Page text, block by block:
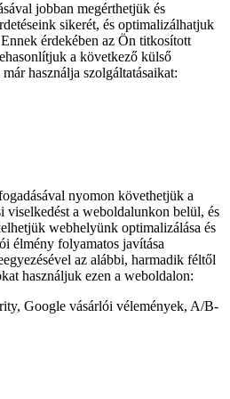
jobban megérthetjük és
sikerét, és optimalizálhatjuk
érdekében az Ön titkosított
a következő külső
használja szolgáltatásaikat:
nyomon követhetjük a
viselkedést a weboldalunkon belül, és
webhelyünk optimalizálása és
élmény folyamatos javítása
az alábbi, harmadik féltől
használjuk ezen a weboldalon:
Google vásárlói vélemények, A/B-